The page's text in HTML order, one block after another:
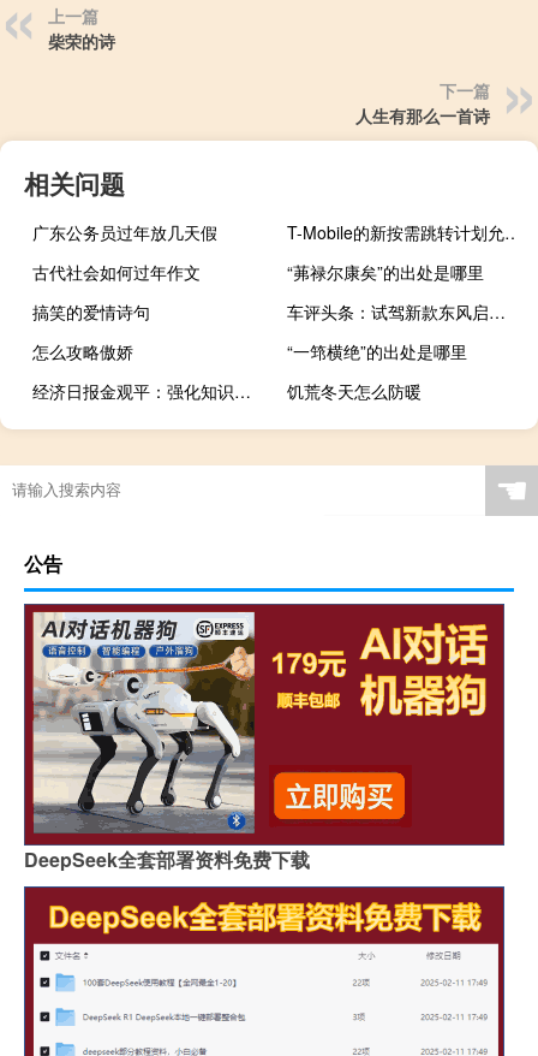
上一篇
柴荣的诗
下一篇
人生有那么一首诗
相关问题
广东公务员过年放几天假
T-Mobile的新按需跳转计划允许每年三次升级
古代社会如何过年作文
“茀禄尔康矣”的出处是哪里
搞笑的爱情诗句
车评头条：试驾新款东风启辰T70 不变的是品质
怎么攻略傲娇
“一筇横绝”的出处是哪里
经济日报金观平：强化知识产权全链条竞争力
饥荒冬天怎么防暖
☚
公告
DeepSeek全套部署资料免费下载